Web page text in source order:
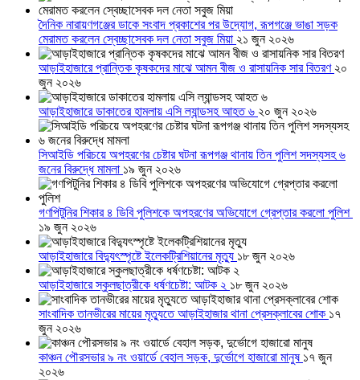
দৈনিক নারায়ণগঞ্জের ডাকে সংবাদ প্রকাশের পর উদ্যোগ, রূপগঞ্জে ভাঙা সড়ক
মেরামত করলেন স্বেচ্ছাসেবক দল নেতা সবুজ মিয়া ২১ জুন ২০২৬
আড়াইহাজারে প্রান্তিক কৃষকদের মাঝে আমন বীজ ও রাসায়নিক সার বিতরণ ২০
জুন ২০২৬
আড়াইহাজারে ডাকাতের হামলায় এসি ল্যান্ডসহ আহত ৬ ২০ জুন ২০২৬
সিআইডি পরিচয়ে অপহরণের চেষ্টার ঘটনা রূপগঞ্জ থানায় তিন পুলিশ সদস্যসহ ৬
জনের বিরুদ্ধে মামলা ১৯ জুন ২০২৬
গণপিটুনির শিকার ৪ ডিবি পুলিশকে অপহরণের অভিযোগে গ্রেপ্তার করলো পুলিশ
১৯ জুন ২০২৬
আড়াইহাজারে বিদ্যুৎস্পৃষ্টে ইলেকট্রিশিয়ানের মৃত্যু ১৮ জুন ২০২৬
আড়াইহাজারে স্কুলছাত্রীকে ধর্ষণচেষ্টা: আটক ২ ১৮ জুন ২০২৬
সাংবাদিক তানভীরের মায়ের মৃত্যুতে আড়াইহাজার থানা প্রেসক্লাবের শোক ১৭
জুন ২০২৬
কাঞ্চন পৌরসভার ৯ নং ওয়ার্ডে বেহাল সড়ক, দুর্ভোগে হাজারো মানুষ ১৭ জুন
২০২৬